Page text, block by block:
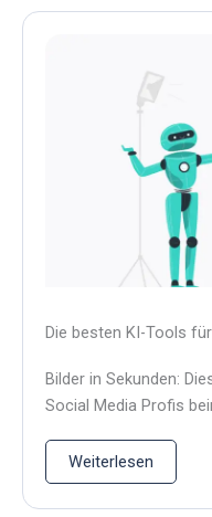
Die besten KI-Tools
Bilder in Sekunden:
Social Media Profis
Weiterlesen